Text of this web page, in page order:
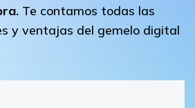
Te contamos todas las
y ventajas del gemelo digital